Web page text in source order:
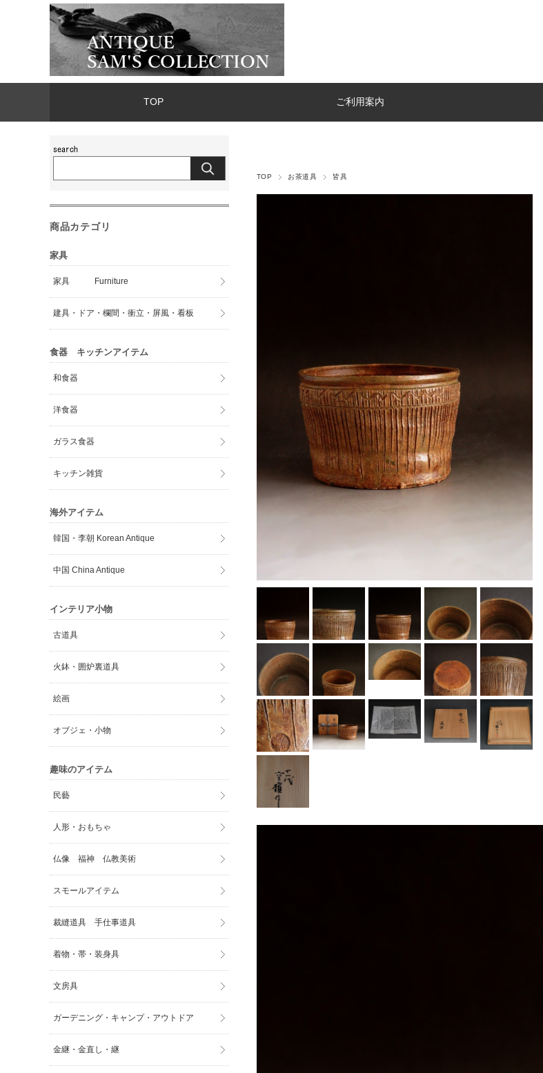
TOP ご利用案内
TOP お茶道具 皆具
商品カテゴリ
家具
家具 Furniture
建具・ドア・欄間・衝立・屏風・看板
食器 キッチンアイテム
和食器
洋食器
ガラス食器
キッチン雑貨
海外アイテム
韓国・李朝 Korean Antique
中国 China Antique
インテリア小物
古道具
火鉢・囲炉裏道具
絵画
オブジェ・小物
趣味のアイテム
民藝
人形・おもちゃ
仏像 福神 仏教美術
スモールアイテム
裁縫道具 手仕事道具
着物・帯・装身具
文房具
ガーデニング・キャンプ・アウトドア
金継・金直し・継